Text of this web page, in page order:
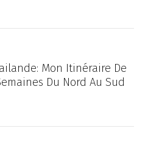
Mon Itinéraire De
Du Nord Au Sud